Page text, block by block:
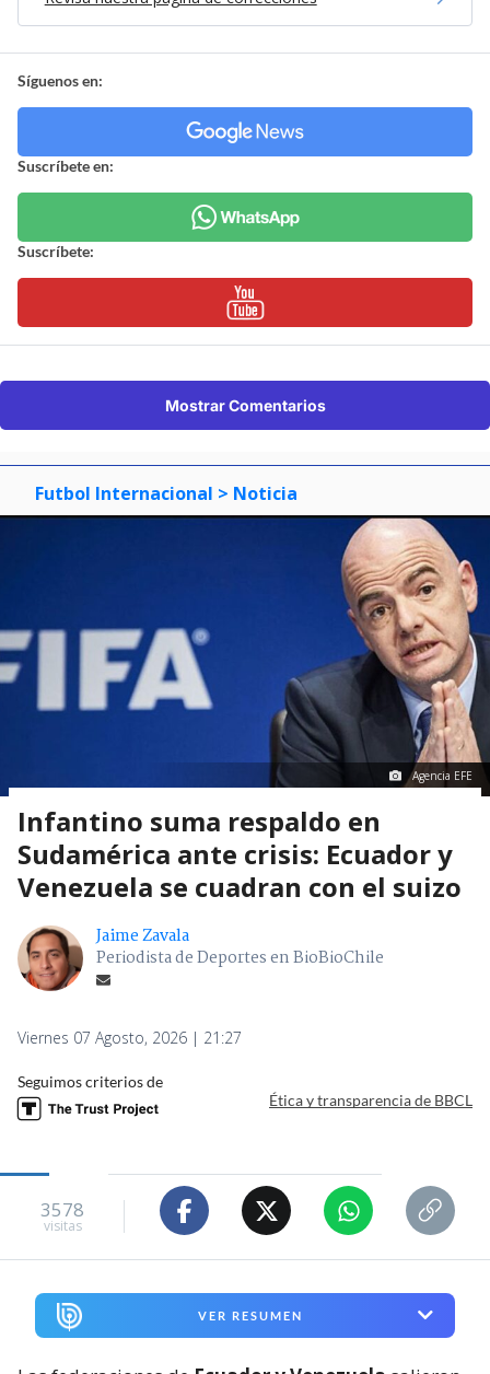
Síguenos en:
Suscríbete en:
Suscríbete:
Mostrar Comentarios
Futbol Internacional > Noticia
Agencia EFE
Infantino suma respaldo en
Sudamérica ante crisis: Ecuador y
Venezuela se cuadran con el suizo
Jaime Zavala
Periodista de Deportes en BioBioChile
Viernes 07 Agosto, 2026 | 21:27
Seguimos criterios de
Ética y transparencia de BBCL
3578
visitas
VER RESUMEN